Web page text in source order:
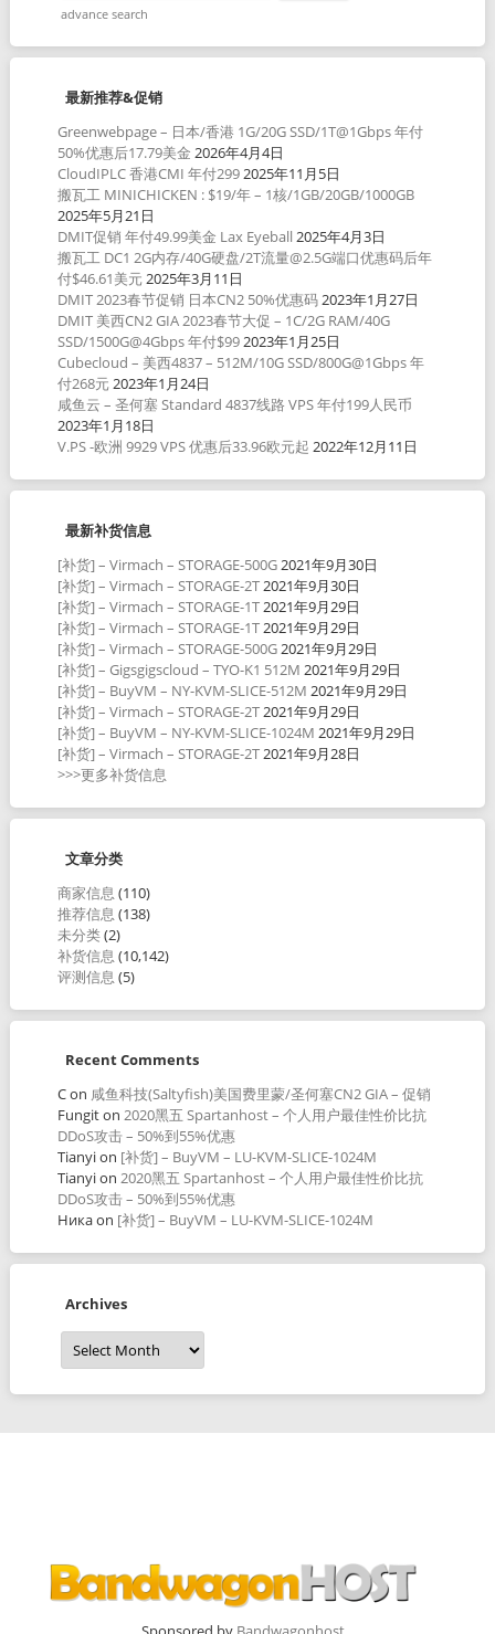
advance search
最新推荐&促销
Greenwebpage – 日本/香港 1G/20G SSD/1T@1Gbps 年付
50%优惠后17.79美金 2026年4月4日
CloudIPLC 香港CMI 年付2992025年11月5日
搬瓦工 MINICHICKEN : $19/年 – 1核/1GB/20GB/1000GB
2025年5月21日
DMIT促销 年付49.99美金 Lax Eyeball 2025年4月3日
搬瓦工 DC1 2G内存/40G硬盘/2T流量@2.5G端口优惠码后年
付$46.61美元2025年3月11日
DMIT 2023春节促销 日本CN2 50%优惠码2023年1月27日
DMIT 美西CN2 GIA 2023春节大促 – 1C/2G RAM/40G
SSD/1500G@4Gbps 年付$992023年1月25日
Cubecloud – 美西4837 – 512M/10G SSD/800G@1Gbps 年
付268元2023年1月24日
咸鱼云 – 圣何塞 Standard 4837线路 VPS 年付199人民币
2023年1月18日
V.PS -欧洲 9929 VPS 优惠后33.96欧元起 2022年12月11日
最新补货信息
[补货] – Virmach – STORAGE-500G2021年9月30日
[补货] – Virmach – STORAGE-2T2021年9月30日
[补货] – Virmach – STORAGE-1T2021年9月29日
[补货] – Virmach – STORAGE-1T2021年9月29日
[补货] – Virmach – STORAGE-500G2021年9月29日
[补货] – Gigsgigscloud – TYO-K1 512M 2021年9月29日
[补货] – BuyVM – NY-KVM-SLICE-512M 2021年9月29日
[补货] – Virmach – STORAGE-2T2021年9月29日
[补货] – BuyVM – NY-KVM-SLICE-1024M 2021年9月29日
[补货] – Virmach – STORAGE-2T2021年9月28日
>>>更多补货信息
文章分类
商家信息 (110)
推荐信息 (138)
未分类(2)
补货信息 (10,142)
评测信息 (5)
Recent Comments
Con 咸鱼科技(Saltyfish)美国费里蒙/圣何塞CN2 GIA – 促销
Fungiton 2020黑五 Spartanhost – 个人用户最佳性价比抗
DDoS攻击 – 50%到55%优惠
Tianyion [补货] – BuyVM – LU-KVM-SLICE-1024M
Tianyion 2020黑五 Spartanhost – 个人用户最佳性价比抗
DDoS攻击 – 50%到55%优惠
Никаon [补货] – BuyVM – LU-KVM-SLICE-1024M
Archives
Archives